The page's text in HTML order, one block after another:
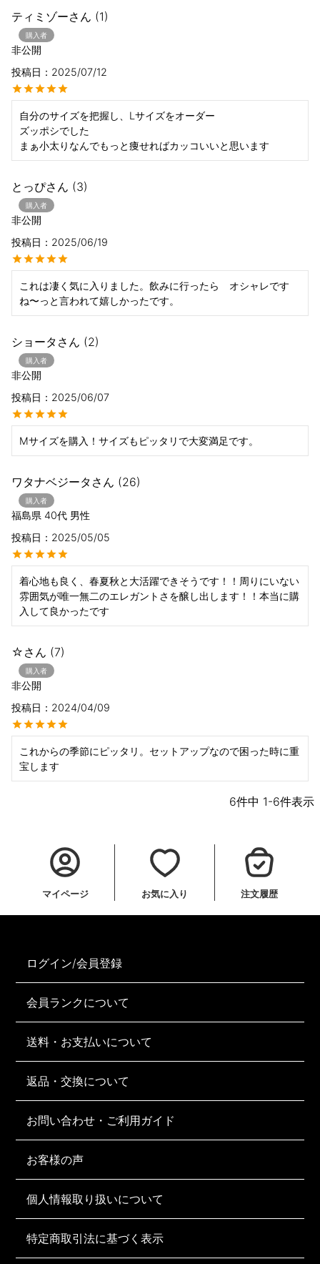
ティミゾー 1
購入者
非公開
投稿日
2025/07/12
自分のサイズを把握し、Lサイズをオーダー
ズッポシでした
まぁ小太りなんでもっと痩せればカッコいいと思います
とっぴ 3
購入者
非公開
投稿日
2025/06/19
これは凄く気に入りました。飲みに行ったら　オシャレです
ね〜っと言われて嬉しかったです。
ショータ 2
購入者
非公開
投稿日
2025/06/07
Mサイズを購入！サイズもピッタリで大変満足です。
ワタナベジータ 26
購入者
福島県 40代 男性
投稿日
2025/05/05
着心地も良く、春夏秋と大活躍できそうです！！周りにいない
雰囲気が唯一無二のエレガントさを醸し出します！！本当に購
入して良かったです
☆ 7
購入者
非公開
投稿日
2024/04/09
これからの季節にピッタリ。セットアップなので困った時に重
宝します
6件中 1-6件表示
マイページ お気に入り 注文履歴
ログイン/会員登録
会員ランクについて
送料・お支払いについて
返品・交換について
お問い合わせ・ご利用ガイド
お客様の声
個人情報取り扱いについて
特定商取引法に基づく表示